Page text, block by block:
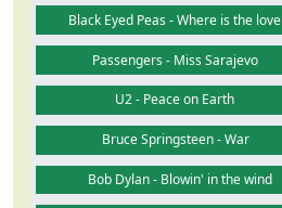
Black Eyed Peas - Where is the love
Passengers - Miss Sarajevo
U2 - Peace on Earth
Bruce Springsteen - War
Bob Dylan - Blowin' in the wind